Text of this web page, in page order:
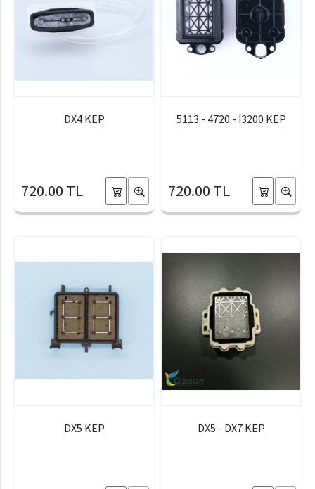
DX4 KEP
720.00 TL
5113 - 4720 - İ3200 KEP
720.00 TL
DX5 KEP DX5 - DX7 KEP